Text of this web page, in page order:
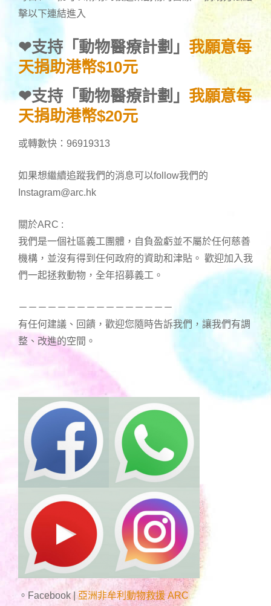
擊以下連結進入
❤支持「動物醫療計劃」 我願意每
天捐助港幣$10元
❤支持「動物醫療計劃」 我願意每
天捐助港幣$20元
或轉數快：96919313
如果想繼續追蹤我們的消息可以follow我們的
Instagram@arc.hk
關於ARC :
我們是一個社區義工團體，自負盈虧並不屬於任何慈善
機構，並沒有得到任何政府的資助和津貼。 歡迎加入我
們一起拯救動物，全年招募義工。
－－－－－－－－－－－－－－－－
有任何建議、回饋，歡迎您隨時告訴我們，讓我們有調
整、改進的空間。
。Facebook | 亞洲非牟利動物救援 ARC